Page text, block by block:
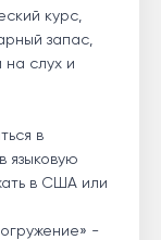
курс,
запас,
на слух и
в
языковую
в США или
-